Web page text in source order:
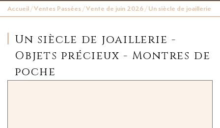
Accueil/Ventes Passées/Vente de juin 2026/Un siècle de joaillerie -
Un siècle de joaillerie -
Objets précieux - Montres de
poche